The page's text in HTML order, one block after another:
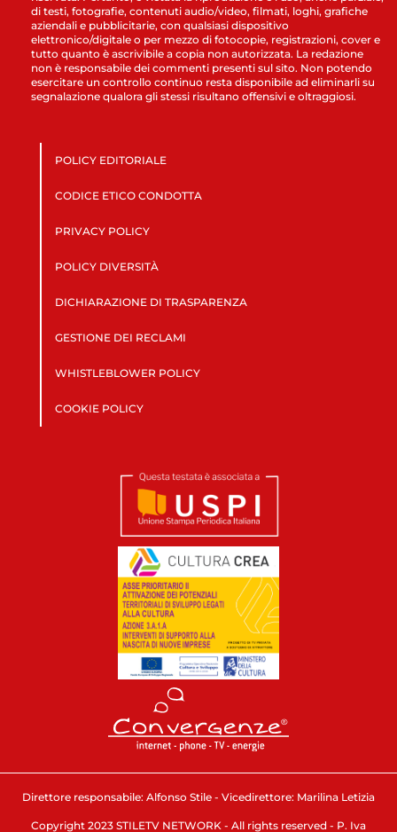
di testi, fotografie, contenuti audio/video, filmati, loghi, grafiche
aziendali e pubblicitarie, con qualsiasi dispositivo
elettronico/digitale o per mezzo di fotocopie, registrazioni, cover e
tutto quanto è ascrivibile a copia non autorizzata. La redazione
non è responsabile dei commenti presenti sul sito. Non potendo
esercitare un controllo continuo resta disponibile ad eliminarli su
segnalazione qualora gli stessi risultano offensivi e oltraggiosi.
POLICY EDITORIALE
CODICE ETICO CONDOTTA
PRIVACY POLICY
POLICY DIVERSITÀ
DICHIARAZIONE DI TRASPARENZA
GESTIONE DEI RECLAMI
WHISTLEBLOWER POLICY
COOKIE POLICY
Direttore responsabile: Alfonso Stile - Vicedirettore: Marilina Letizia
Copyright 2023 STILETV NETWORK - All rights reserved - P. Iva